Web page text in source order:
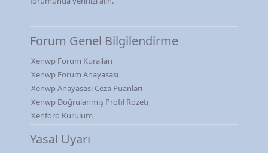
Forum Genel Bilgilendirme
Xenwp Forum Kuralları
Xenwp Forum Anayasası
Xenwp Anayasası Ceza Puanları
Xenwp Doğrulanmış Profil Rozeti
Xenforo Kurulum
Yasal Uyarı